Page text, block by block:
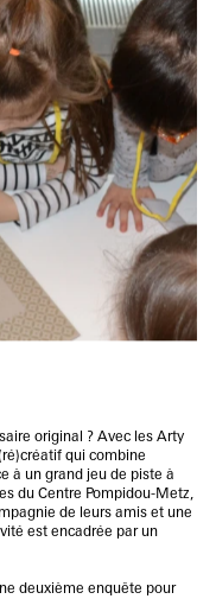
original ? Avec les Arty
qui combine
à un grand jeu de piste à
du Centre Pompidou-Metz,
de leurs amis et une
est encadrée par un
deuxième enquête pour